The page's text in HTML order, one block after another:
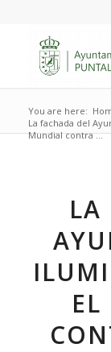
You are here:
La fachada del
Mundial contra ...
LA